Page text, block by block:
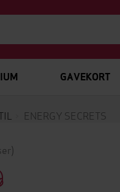
GAVEKORT
ENERGY SECRETS